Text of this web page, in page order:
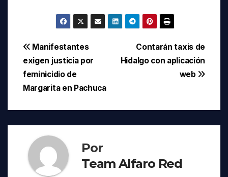
Navegación
de
entradas
Contarán taxis de
Hidalgo con aplicación
web
Manifestantes
exigen justicia por
feminicidio de
Margarita en Pachuca
Por
Team Alfaro Red